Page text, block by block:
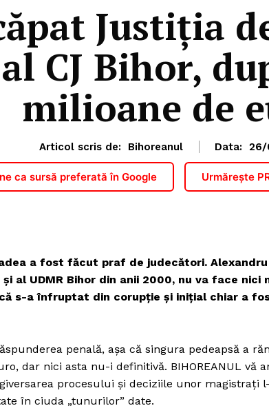
Justiţia
CJ Bihor,
milioane de
Articol scris de: Bihoreanul Data: 26/
ca sursă preferată în Google Urmărește
a fost făcut praf de judecători. Alexandru
al UDMR Bihor din anii 2000, nu va face nici
s-a înfruptat din corupţie şi iniţial chiar a
penală, aşa că singura pedeapsă a
dar nici asta nu-i definitivă. BIHOREANUL vă
procesului şi deciziile unor magistraţi
în ciuda „tunurilor” date.